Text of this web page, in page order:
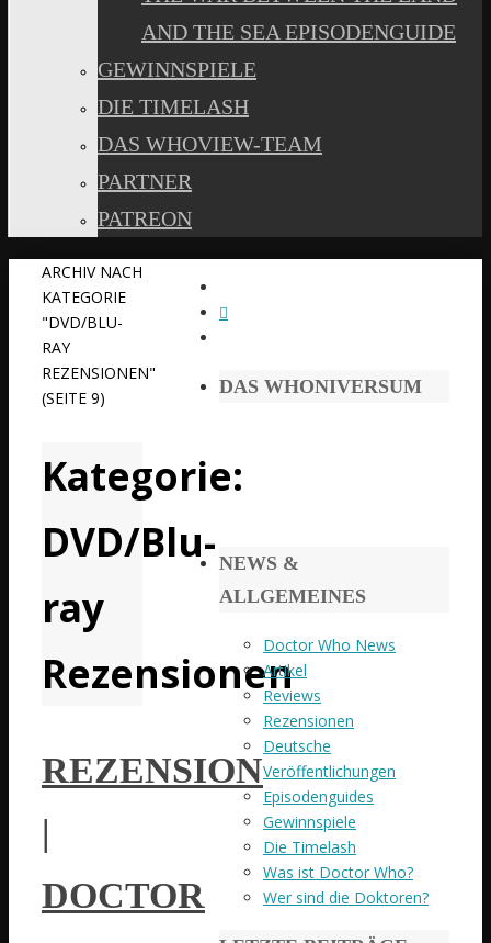
AND THE SEA EPISODENGUIDE
GEWINNSPIELE
DIE TIMELASH
DAS WHOVIEW-TEAM
PARTNER
PATREON
START
ARCHIV NACH
KATEGORIE
"DVD/BLU-
RAY
REZENSIONEN"
(SEITE 9)
Kategorie:
DVD/Blu-
ray
Rezensionen
REZENSION
|
DOCTOR
DAS WHONIVERSUM
NEWS &
ALLGEMEINES
Doctor Who News
Artikel
Reviews
Rezensionen
Deutsche
Veröffentlichungen
Episodenguides
Gewinnspiele
Die Timelash
Was ist Doctor Who?
Wer sind die Doktoren?